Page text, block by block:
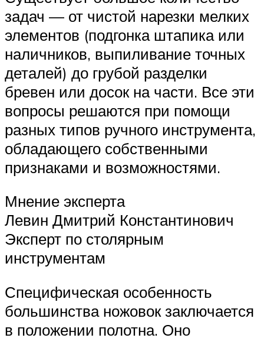
задач — от чистой нарезки мелких
элементов (подгонка штапика или
наличников, выпиливание точных
деталей) до грубой разделки
бревен или досок на части. Все эти
вопросы решаются при помощи
разных типов ручного инструмента,
обладающего собственными
признаками и возможностями.
Мнение эксперта
Левин Дмитрий Константинович
Эксперт по столярным
инструментам
Специфическая особенность
большинства ножовок заключается
в положении полотна. Оно